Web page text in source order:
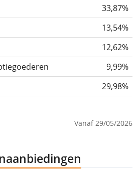
33,87%
13,54%
12,62%
9,99%
29,98%
Vanaf 29/05/2026